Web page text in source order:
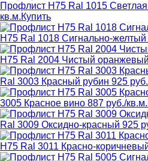
Профлист Н75 Ral 1015 Светлая
кв.м.Купить
Н75 Ral 1018 Cигнально-желтый
Н75 Ral 2004 Чистый оранжевый
Ral 3003 Красный рубин 925
3005 Красное вино 887 руб./кв.м.
Ral 3009 Оксидно-красный 925
Н75 Ral 3011 Красно-